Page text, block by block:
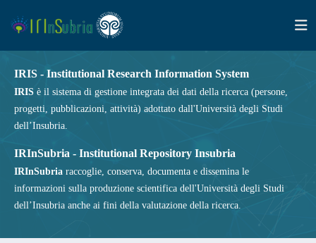
IRIS - Institutional Research Information System
IRIS è il sistema di gestione integrata dei dati della ricerca (persone,
progetti, pubblicazioni, attività) adottato dall'Università degli Studi
dell’Insubria.
IRInSubria - Institutional Repository Insubria
IRInSubria raccoglie, conserva, documenta e dissemina le
informazioni sulla produzione scientifica dell'Università degli Studi
dell’Insubria anche ai fini della valutazione della ricerca.